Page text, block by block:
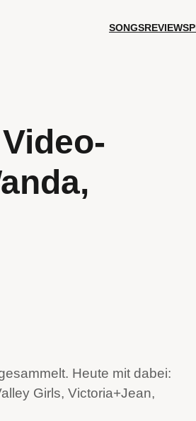
SONGSREVIEWS
Heute mit dabei:
Girls, Victoria+Jean,